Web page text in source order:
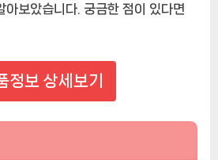
아보았습니다. 궁금한 점이 있다면
정보 상세보기